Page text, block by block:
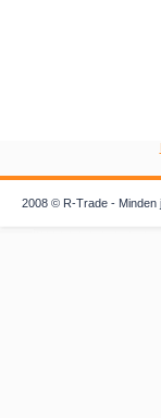
2008 © R-Trade - Minden